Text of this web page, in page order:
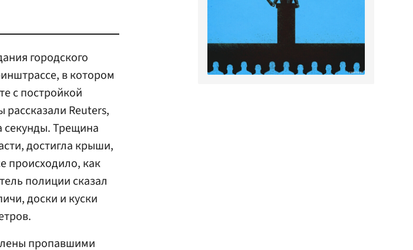
городского
в котором
с постройкой
Reuters,
секунды. Трещина
достигла крыши,
происходило, как
полиции сказал
доски и куски
пропавшими